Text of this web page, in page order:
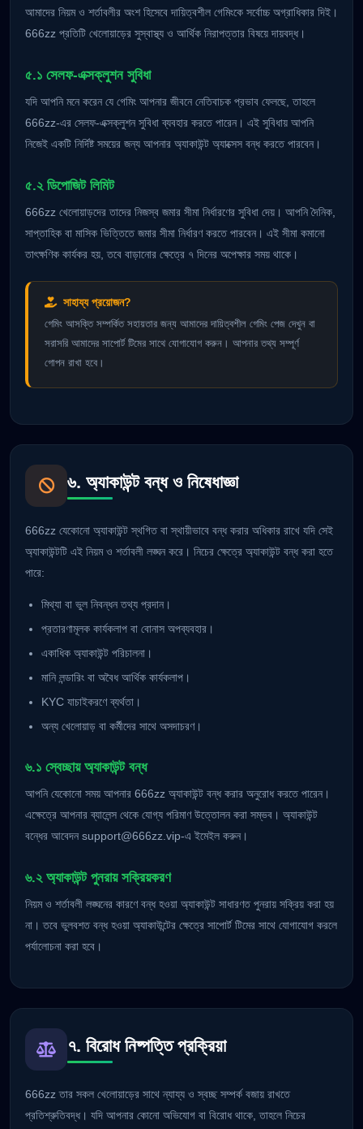
আমাদের নিয়ম ও শর্তাবলীর অংশ হিসেবে দায়িত্বশীল গেমিংকে সর্বোচ্চ অগ্রাধিকার দিই।
666zz প্রতিটি খেলোয়াড়ের সুস্বাস্থ্য ও আর্থিক নিরাপত্তার বিষয়ে দায়বদ্ধ।
৫.১ সেলফ-এক্সক্লুশন সুবিধা
যদি আপনি মনে করেন যে গেমিং আপনার জীবনে নেতিবাচক প্রভাব ফেলছে, তাহলে
666zz-এর সেলফ-এক্সক্লুশন সুবিধা ব্যবহার করতে পারেন। এই সুবিধায় আপনি
নিজেই একটি নির্দিষ্ট সময়ের জন্য আপনার অ্যাকাউন্ট অ্যাক্সেস বন্ধ করতে পারবেন।
৫.২ ডিপোজিট লিমিট
666zz খেলোয়াড়দের তাদের নিজস্ব জমার সীমা নির্ধারণের সুবিধা দেয়। আপনি দৈনিক,
সাপ্তাহিক বা মাসিক ভিত্তিতে জমার সীমা নির্ধারণ করতে পারবেন। এই সীমা কমানো
তাৎক্ষণিক কার্যকর হয়, তবে বাড়ানোর ক্ষেত্রে ৭ দিনের অপেক্ষার সময় থাকে।
সাহায্য প্রয়োজন?
গেমিং আসক্তি সম্পর্কিত সহায়তার জন্য আমাদের দায়িত্বশীল গেমিং পেজ দেখুন বা
সরাসরি আমাদের সাপোর্ট টিমের সাথে যোগাযোগ করুন। আপনার তথ্য সম্পূর্ণ
গোপন রাখা হবে।
৬. অ্যাকাউন্ট বন্ধ ও নিষেধাজ্ঞা
666zz যেকোনো অ্যাকাউন্ট স্থগিত বা স্থায়ীভাবে বন্ধ করার অধিকার রাখে যদি সেই
অ্যাকাউন্টটি এই নিয়ম ও শর্তাবলী লঙ্ঘন করে। নিচের ক্ষেত্রে অ্যাকাউন্ট বন্ধ করা হতে
পারে:
মিথ্যা বা ভুল নিবন্ধন তথ্য প্রদান।
প্রতারণামূলক কার্যকলাপ বা বোনাস অপব্যবহার।
একাধিক অ্যাকাউন্ট পরিচালনা।
মানি লন্ডারিং বা অবৈধ আর্থিক কার্যকলাপ।
KYC যাচাইকরণে ব্যর্থতা।
অন্য খেলোয়াড় বা কর্মীদের সাথে অসদাচরণ।
৬.১ স্বেচ্ছায় অ্যাকাউন্ট বন্ধ
আপনি যেকোনো সময় আপনার 666zz অ্যাকাউন্ট বন্ধ করার অনুরোধ করতে পারেন।
এক্ষেত্রে আপনার ব্যালেন্স থেকে যোগ্য পরিমাণ উত্তোলন করা সম্ভব। অ্যাকাউন্ট
বন্ধের আবেদনsupport@666zz.vip-এ ইমেইল করুন।
৬.২ অ্যাকাউন্ট পুনরায় সক্রিয়করণ
নিয়ম ও শর্তাবলী লঙ্ঘনের কারণে বন্ধ হওয়া অ্যাকাউন্ট সাধারণত পুনরায় সক্রিয় করা হয়
না। তবে ভুলবশত বন্ধ হওয়া অ্যাকাউন্টের ক্ষেত্রে সাপোর্ট টিমের সাথে যোগাযোগ করলে
পর্যালোচনা করা হবে।
৭. বিরোধ নিষ্পত্তি প্রক্রিয়া
666zz তার সকল খেলোয়াড়ের সাথে ন্যায্য ও স্বচ্ছ সম্পর্ক বজায় রাখতে
প্রতিশ্রুতিবদ্ধ। যদি আপনার কোনো অভিযোগ বা বিরোধ থাকে, তাহলে নিচের